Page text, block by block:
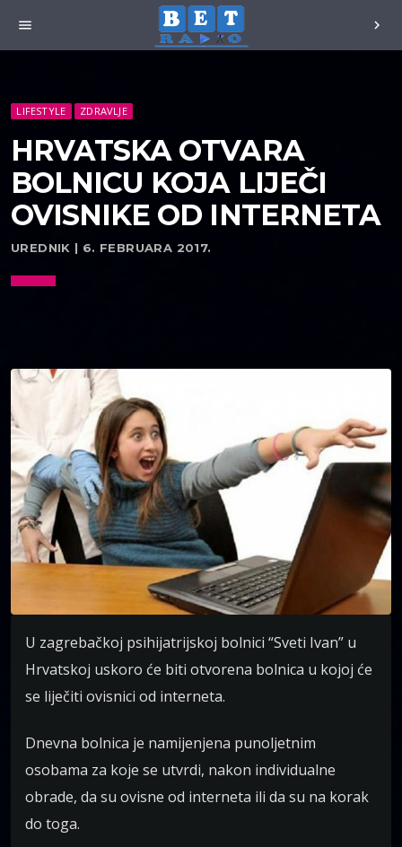
menu chevron_right
LIFESTYLE ZDRAVLJE
HRVATSKA OTVARA
BOLNICU KOJA LIJEČI
OVISNIKE OD INTERNETA
UREDNIK | 6. FEBRUARA 2017.
U zagrebačkoj psihijatrijskoj bolnici “Sveti Ivan” u
Hrvatskoj uskoro će biti otvorena bolnica u kojoj će
se liječiti ovisnici od interneta.
Dnevna bolnica je namijenjena punoljetnim
osobama za koje se utvrdi, nakon individualne
obrade, da su ovisne od interneta ili da su na korak
do toga.